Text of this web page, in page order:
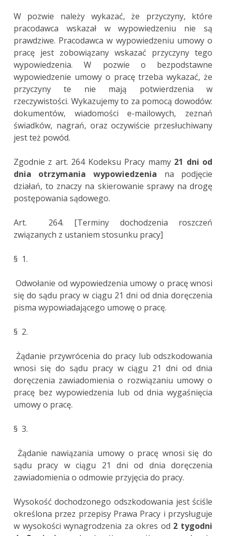
W pozwie należy wykazać, że przyczyny, które
pracodawca wskazał w wypowiedzeniu nie są
prawdziwe. Pracodawca w wypowiedzeniu umowy o
pracę jest zobowiązany wskazać przyczyny tego
wypowiedzenia. W pozwie o bezpodstawne
wypowiedzenie umowy o pracę trzeba wykazać, że
przyczyny te nie mają potwierdzenia w
rzeczywistości. Wykazujemy to za pomocą dowodów:
dokumentów, wiadomości e-mailowych, zeznań
świadków, nagrań, oraz oczywiście przesłuchiwany
jest też powód.
Zgodnie z art. 264 Kodeksu Pracy mamy 21 dni od
dnia otrzymania wypowiedzenia na podjęcie
działań, to znaczy na skierowanie sprawy na drogę
postępowania sądowego.
Art. 264. [Terminy dochodzenia roszczeń
związanych z ustaniem stosunku pracy]
§ 1.
Odwołanie od wypowiedzenia umowy o pracę wnosi
się do sądu pracy w ciągu 21 dni od dnia doręczenia
pisma wypowiadającego umowę o pracę.
§ 2.
Żądanie przywrócenia do pracy lub odszkodowania
wnosi się do sądu pracy w ciągu 21 dni od dnia
doręczenia zawiadomienia o rozwiązaniu umowy o
pracę bez wypowiedzenia lub od dnia wygaśnięcia
umowy o pracę.
§ 3.
Żądanie nawiązania umowy o pracę wnosi się do
sądu pracy w ciągu 21 dni od dnia doręczenia
zawiadomienia o odmowie przyjęcia do pracy.
Wysokość dochodzonego odszkodowania jest ściśle
określona przez przepisy Prawa Pracy i przysługuje
w wysokości wynagrodzenia za okres od 2 tygodni